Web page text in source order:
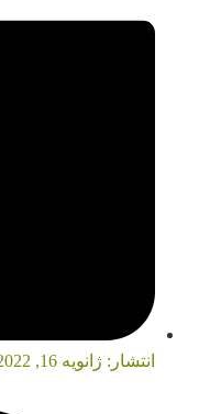
انتشار: ژانویه 16, 2022